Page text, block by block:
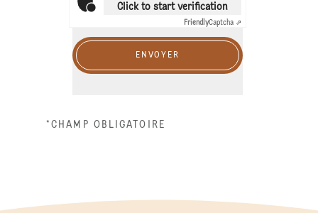
Click to start verification
FriendlyCaptcha ⇗
ENVOYER
*CHAMP OBLIGATOIRE